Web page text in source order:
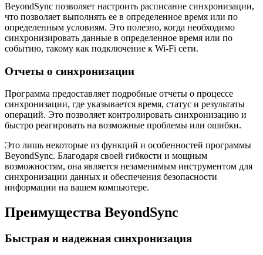
BeyondSync позволяет настроить расписание синхронизации,
что позволяет выполнять ее в определенное время или по
определенным условиям. Это полезно, когда необходимо
синхронизировать данные в определенное время или по
событию, такому как подключение к Wi-Fi сети.
Отчеты о синхронизации
Программа предоставляет подробные отчеты о процессе
синхронизации, где указывается время, статус и результаты
операций. Это позволяет контролировать синхронизацию и
быстро реагировать на возможные проблемы или ошибки.
Это лишь некоторые из функций и особенностей программы
BeyondSync. Благодаря своей гибкости и мощным
возможностям, она является незаменимым инструментом для
синхронизации данных и обеспечения безопасности
информации на вашем компьютере.
Преимущества BeyondSync
Быстрая и надежная синхронизация